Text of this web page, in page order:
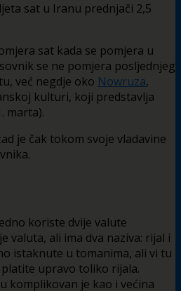
sat u Iranu prednjači 2,5
sat kada se pomjera u
se ne pomjera posljednjeg
već negdje oko Nowruza,
kulturi, koji predstavlja
marta).
je čak tokom svoje vladavine
koriste dvije valute
valuta, ali ima dva naziva: rijal i
istaknute u tomanima, ali vi tu
upravo toliko rijala.
komplikovan je kao i većina